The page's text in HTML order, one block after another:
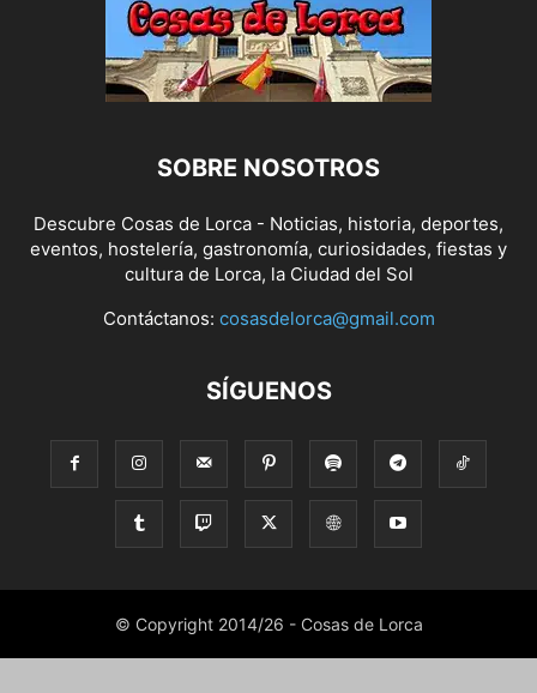
SOBRE NOSOTROS
Descubre Cosas de Lorca - Noticias, historia, deportes,
eventos, hostelería, gastronomía, curiosidades, fiestas y
cultura de Lorca, la Ciudad del Sol
Contáctanos: cosasdelorca@gmail.com
SÍGUENOS
© Copyright 2014/26 - Cosas de Lorca